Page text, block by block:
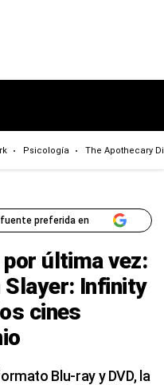
Psicología The Apothecary
preferida en
última vez:
Slayer: Infinity
cines
Blu‑ray y DVD, la